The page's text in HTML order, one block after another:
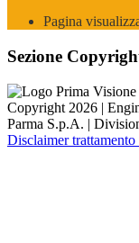
Pagina
Sezione
Copyright 2026 |
Parma S.p.A. |
Disclaimer trattamento